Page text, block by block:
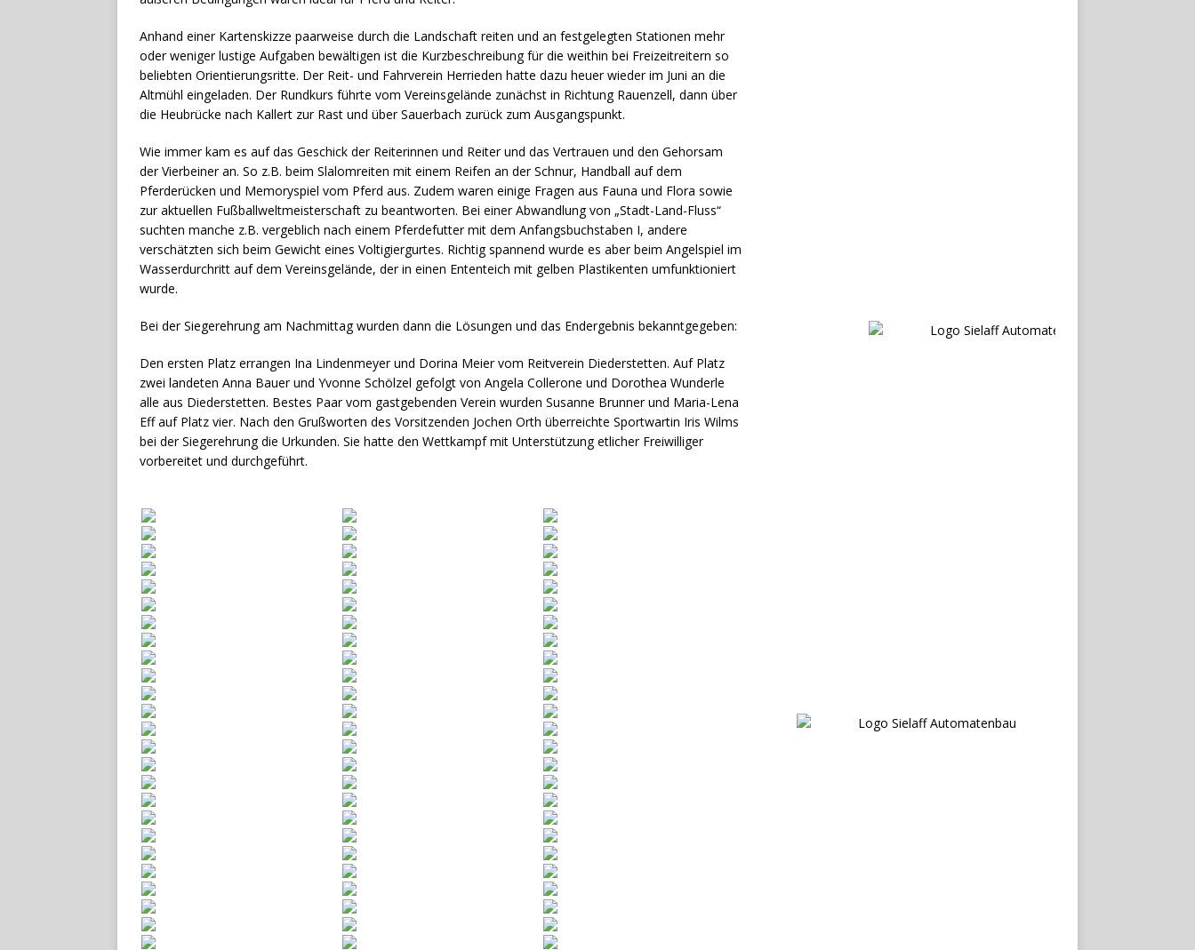
Anhand einer Kartenskizze paarweise durch die Landschaft reiten und an festgelegten Stationen mehr
oder weniger lustige Aufgaben bewältigen ist die Kurzbeschreibung für die weithin bei Freizeitreitern so
beliebten Orientierungsritte. Der Reit- und Fahrverein Herrieden hatte dazu heuer wieder im Juni an die
Altmühl eingeladen. Der Rundkurs führte vom Vereinsgelände zunächst in Richtung Rauenzell, dann über
die Heubrücke nach Kallert zur Rast und über Sauerbach zurück zum Ausgangspunkt.
Wie immer kam es auf das Geschick der Reiterinnen und Reiter und das Vertrauen und den Gehorsam
der Vierbeiner an. So z.B. beim Slalomreiten mit einem Reifen an der Schnur, Handball auf dem
Pferderücken und Memoryspiel vom Pferd aus. Zudem waren einige Fragen aus Fauna und Flora sowie
zur aktuellen Fußballweltmeisterschaft zu beantworten. Bei einer Abwandlung von „Stadt-Land-Fluss“
suchten manche z.B. vergeblich nach einem Pferdefutter mit dem Anfangsbuchstaben I, andere
verschätzten sich beim Gewicht eines Voltigiergurtes. Richtig spannend wurde es aber beim Angelspiel im
Wasserdurchritt auf dem Vereinsgelände, der in einen Ententeich mit gelben Plastikenten umfunktioniert
wurde.
Bei der Siegerehrung am Nachmittag wurden dann die Lösungen und das Endergebnis bekanntgegeben:
Den ersten Platz errangen Ina Lindenmeyer und Dorina Meier vom Reitverein Diederstetten. Auf Platz
zwei landeten Anna Bauer und Yvonne Schölzel gefolgt von Angela Collerone und Dorothea Wunderle
alle aus Diederstetten. Bestes Paar vom gastgebenden Verein wurden Susanne Brunner und Maria-Lena
Eff auf Platz vier. Nach den Grußworten des Vorsitzenden Jochen Orth überreichte Sportwartin Iris Wilms
bei der Siegerehrung die Urkunden. Sie hatte den Wettkampf mit Unterstützung etlicher Freiwilliger
vorbereitet und durchgeführt.